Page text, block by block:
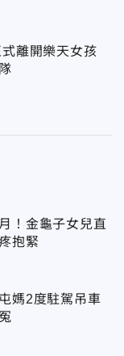
式離開樂天女孩
！金龜子女兒直
抱緊
媽2度駐駕吊車